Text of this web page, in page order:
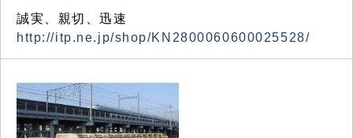
誠実、親切、迅速
http://itp.ne.jp/shop/KN2800060600025528/